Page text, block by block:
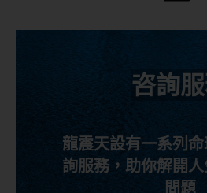
咨詢
龍震天設有一系列
詢服務，助你解開
問題